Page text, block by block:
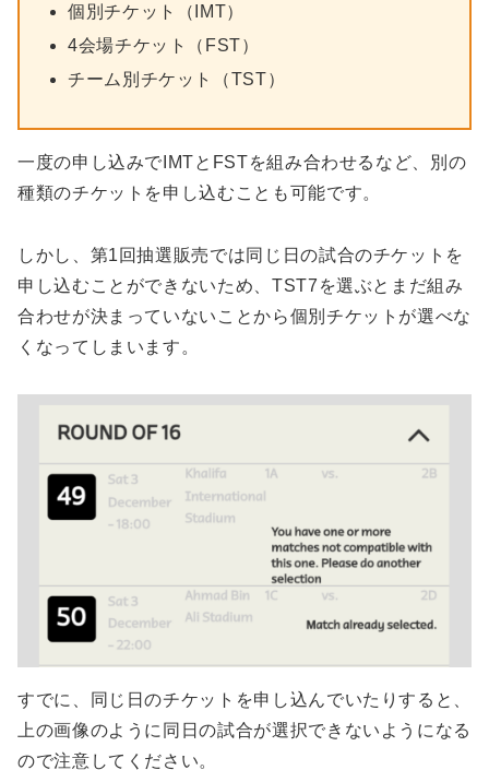
個別チケット（IMT）
4会場チケット（FST）
チーム別チケット（TST）
一度の申し込みでIMTとFSTを組み合わせるなど、別の
種類のチケットを申し込むことも可能です。
しかし、第1回抽選販売では同じ日の試合のチケットを
申し込むことができないため、TST7を選ぶとまだ組み
合わせが決まっていないことから個別チケットが選べな
くなってしまいます。
すでに、同じ日のチケットを申し込んでいたりすると、
上の画像のように同日の試合が選択できないようになる
ので注意してください。